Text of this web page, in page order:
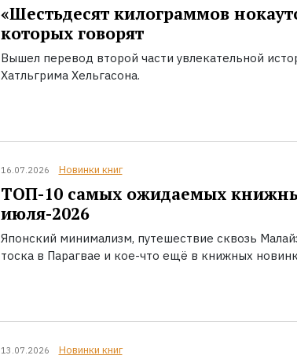
«Шестьдесят килограммов
которых говорят
Вышел перевод второй части увлекательной
Хатльгрима Хельгасона.
16.07.2026 Новинки книг
ТОП-10 самых ожидаемых
июля-2026
Японский минимализм, путешествие сквозь
тоска в Парагвае и кое-что ещё в книжных
13.07.2026 Новинки книг